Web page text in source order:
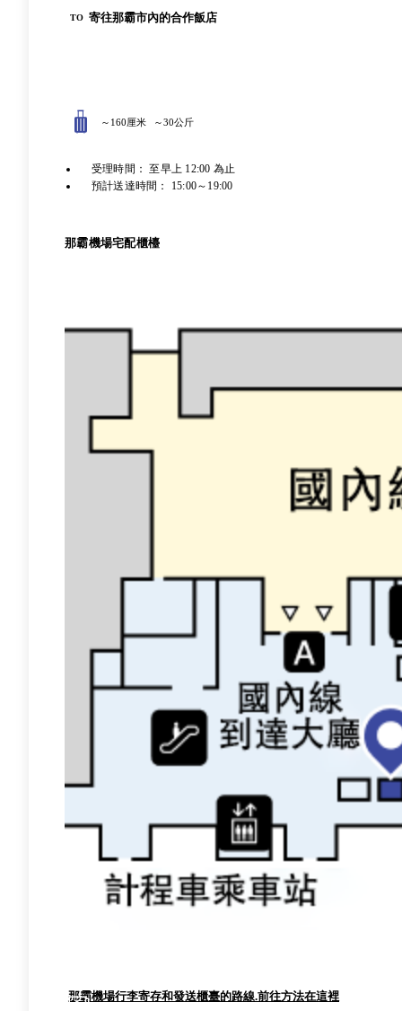
TO 寄往那霸市內的合作飯店
～160厘米 ～30公斤
受理時間： 至早上 12:00 為止
預計送達時間： 15:00～19:00
那霸機場宅配櫃檯
那霸機場行李寄存和發送櫃臺的路線.前往方法在這裡